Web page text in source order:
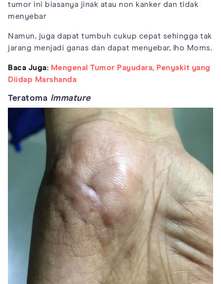
tumor ini biasanya jinak atau non kanker dan tidak
menyebar
Namun, juga dapat tumbuh cukup cepat sehingga tak
jarang menjadi ganas dan dapat menyebar, lho Moms.
Baca Juga: Mengenal Tumor Payudara, Penyakit yang
Diidap Marshanda
Teratoma Immature